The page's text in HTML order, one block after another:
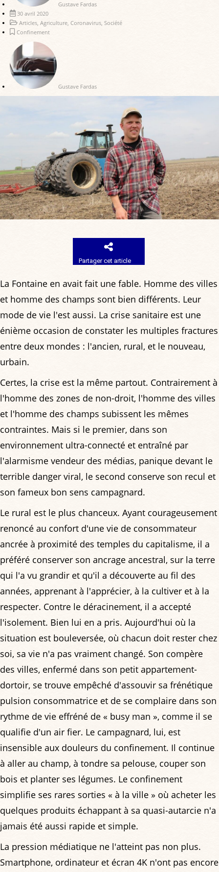
Gustave Fardas
30 avril 2020
Articles, Agriculture, Coronavirus, Société
Confinement
Gustave Fardas
Partager cet article
La Fontaine en avait fait une fable. Homme des villes
et homme des champs sont bien différents. Leur
mode de vie l'est aussi. La crise sanitaire est une
énième occasion de constater les multiples fractures
entre deux mondes : l'ancien, rural, et le nouveau,
urbain.
Certes, la crise est la même partout. Contrairement à
l'homme des zones de non-droit, l'homme des villes
et l'homme des champs subissent les mêmes
contraintes. Mais si le premier, dans son
environnement ultra-connecté et entraîné par
l'alarmisme vendeur des médias, panique devant le
terrible danger viral, le second conserve son recul et
son fameux bon sens campagnard.
Le rural est le plus chanceux. Ayant courageusement
renoncé au confort d'une vie de consommateur
ancrée à proximité des temples du capitalisme, il a
préféré conserver son ancrage ancestral, sur la terre
qui l'a vu grandir et qu'il a découverte au fil des
années, apprenant à l'apprécier, à la cultiver et à la
respecter. Contre le déracinement, il a accepté
l'isolement. Bien lui en a pris. Aujourd'hui où la
situation est bouleversée, où chacun doit rester chez
soi, sa vie n'a pas vraiment changé. Son compère
des villes, enfermé dans son petit appartement-
dortoir, se trouve empêché d'assouvir sa frénétique
pulsion consommatrice et de se complaire dans son
rythme de vie effréné de « busy man », comme il se
qualifie d'un air fier. Le campagnard, lui, est
insensible aux douleurs du confinement. Il continue
à aller au champ, à tondre sa pelouse, couper son
bois et planter ses légumes. Le confinement
simplifie ses rares sorties « à la ville » où acheter les
quelques produits échappant à sa quasi-autarcie n'a
jamais été aussi rapide et simple.
La pression médiatique ne l'atteint pas non plus.
Smartphone, ordinateur et écran 4K n'ont pas encore